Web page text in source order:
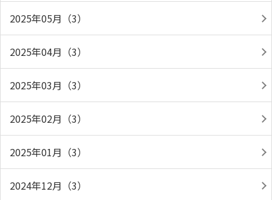
2025年05月（3）
2025年04月（3）
2025年03月（3）
2025年02月（3）
2025年01月（3）
2024年12月（3）